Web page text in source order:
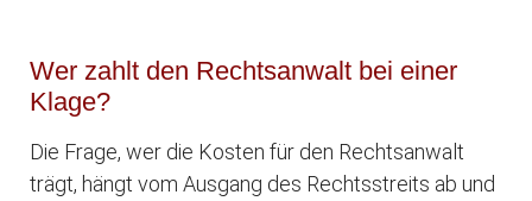
Wer zahlt den Rechtsanwalt bei einer
Klage?
Die Frage, wer die Kosten für den Rechtsanwalt
trägt, hängt vom Ausgang des Rechtsstreits ab und